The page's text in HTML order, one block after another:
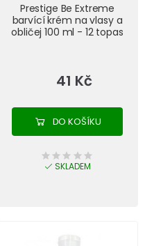
Prestige Be Extreme
barvící krém na vlasy a
obličej 100 ml - 12 topas
41 Kč
DO KOŠÍKU
SKLADEM